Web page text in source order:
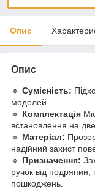
Опис
Опис
🔹 Сумісність:
моделей.
🔹 Комплектація
встановлення на
🔹 Матеріал:
надійний захист
🔹 Призначення:
ручок від подряпин,
пошкоджень.